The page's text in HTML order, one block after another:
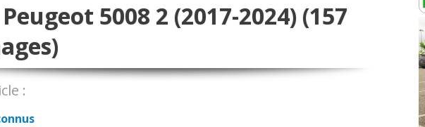
5008 2 (2017-2024) (157
: